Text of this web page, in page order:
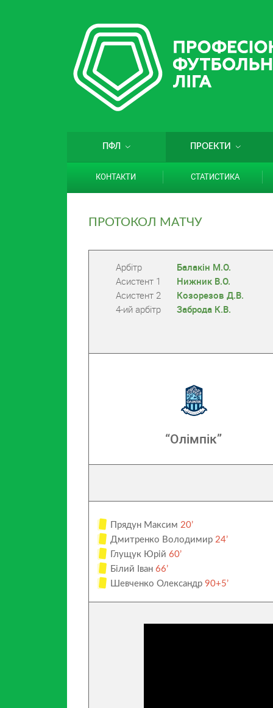
ПФЛ ПРОЕКТИ
КОНТАКТИ СТАТИСТИКА
ПРОТОКОЛ МАТЧУ
Арбітр
Балакін М.О.
Асистент 1
Нижник В.О.
Асистент 2
Козорезов Д.В.
4-ий арбітр
Заброда К.В.
“Олімпік”
Прядун Максим 20’
Дмитренко Володимир 24’
Глущук Юрій 60’
Білий Іван 66’
Шевченко Олександр 90+5’